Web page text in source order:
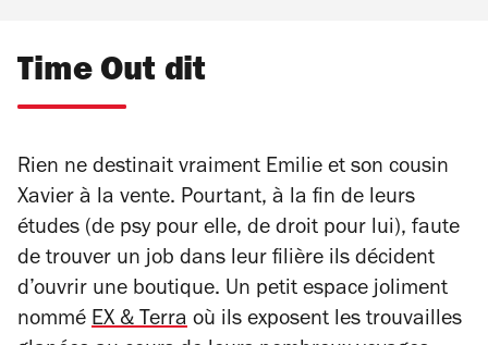
Time Out dit
Rien ne destinait vraiment Emilie et son cousin
Xavier à la vente. Pourtant, à la fin de leurs
études (de psy pour elle, de droit pour lui), faute
de trouver un job dans leur filière ils décident
d’ouvrir une boutique. Un petit espace joliment
nommé EX & Terra où ils exposent les trouvailles